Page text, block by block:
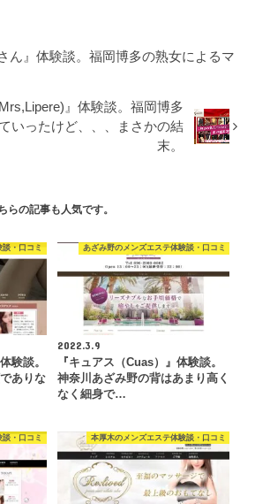
ん』体験談。福岡博多の熟女によるマ
』体験談。福岡博多
いったけど、、、まさかの結
末。
らの記事も人気です。
・口コミ
験談。
ありな
あざみ野のメンズエステ体験談・口コミ
2022.3.9
『キュアス（Cuas）』体験談。
神奈川あざみ野の背はあまり高く
なく細身で…
・口コミ 本厚木のメンズエステ体験談・口コミ